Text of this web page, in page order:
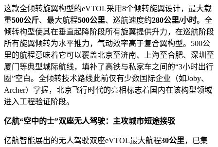
这款全倾转旋翼构型的eVTOL采用8个倾转旋翼设计，最大载
重500公斤、最大航程500公里、巡航速度约280公里/小时。全
倾转构型使其在垂直起降阶段所有旋翼提供升力，在巡航阶段
所有旋翼倾转为水平推力，气动效率高于复合翼构型。500公
里的航程意味着它可以覆盖北京至济南、上海至合肥、深圳至
厦门等典型城际航线，填补了高铁与私家车之间的“3小时出行
圈”空白。全倾转技术路线此前仅有少数国际企业（如Joby、
Archer）掌握，北京飞行时代的亮相标志着国内在该构型领域
进入工程验证阶段。
亿航“空中的士”双座无人驾驶：主攻城市短途接驳
亿航智能展出的无人驾驶双座eVTOL最大航程30公里，已集